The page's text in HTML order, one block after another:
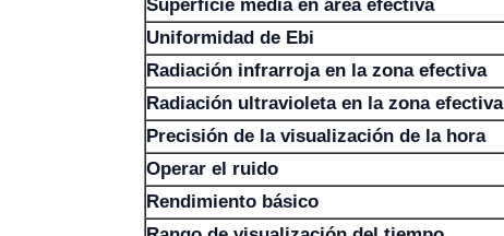
Superficie media en área efectiva
Uniformidad de Ebi
Radiación infrarroja en la zona efectiva
Radiación ultravioleta en la zona efectiva
Precisión de la visualización de la hora
Operar el ruido
Rendimiento básico